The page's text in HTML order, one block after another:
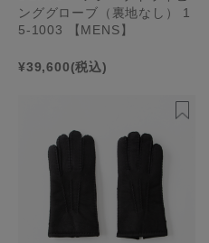
ンググローブ（裏地なし） 1
5-1003 【MENS】
¥39,600(税込)